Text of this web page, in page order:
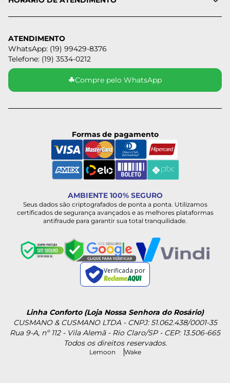
ATENDIMENTO
WhatsApp: (19) 99429-8376
Telefone: (19) 3534-0212
☘Compre pelo WhatsApp
Formas de pagamento
AMBIENTE 100% SEGURO
Seus dados são criptografados de ponta a ponta. Utilizamos
certificados de segurança avançados e as melhores plataformas
antifraude para garantir sua total tranquilidade.
Verificada por
Linha Conforto (Loja Nossa Senhora do Rosário)
CUSMANO & CUSMANO LTDA - CNPJ: 51.062.438/0001-35
Rua 9-A, nº 112 - Vila Alemã - Rio Claro/SP - CEP: 13.506-665
Todos os direitos reservados.
Lemoon Wake